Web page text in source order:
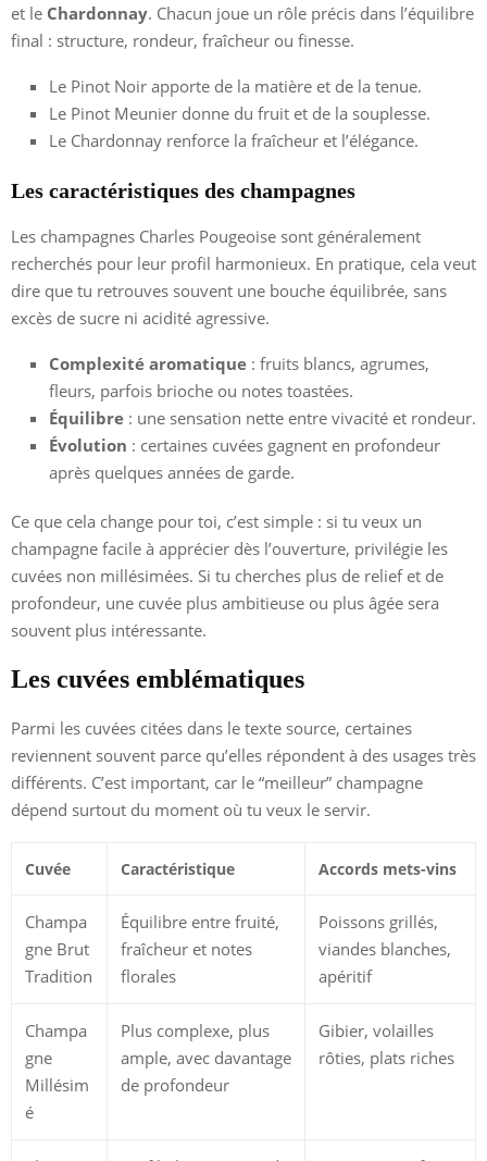
et le Chardonnay. Chacun joue un rôle précis dans l’équilibre
final : structure, rondeur, fraîcheur ou finesse.
Le Pinot Noir apporte de la matière et de la tenue.
Le Pinot Meunier donne du fruit et de la souplesse.
Le Chardonnay renforce la fraîcheur et l’élégance.
Les caractéristiques des champagnes
Les champagnes Charles Pougeoise sont généralement
recherchés pour leur profil harmonieux. En pratique, cela veut
dire que tu retrouves souvent une bouche équilibrée, sans
excès de sucre ni acidité agressive.
Complexité aromatique : fruits blancs, agrumes,
fleurs, parfois brioche ou notes toastées.
Équilibre : une sensation nette entre vivacité et rondeur.
Évolution : certaines cuvées gagnent en profondeur
après quelques années de garde.
Ce que cela change pour toi, c’est simple : si tu veux un
champagne facile à apprécier dès l’ouverture, privilégie les
cuvées non millésimées. Si tu cherches plus de relief et de
profondeur, une cuvée plus ambitieuse ou plus âgée sera
souvent plus intéressante.
Les cuvées emblématiques
Parmi les cuvées citées dans le texte source, certaines
reviennent souvent parce qu’elles répondent à des usages très
différents. C’est important, car le “meilleur” champagne
dépend surtout du moment où tu veux le servir.
Cuvée Caractéristique Accords mets-vins
Champa
gne Brut
Tradition
Équilibre entre fruité,
fraîcheur et notes
florales
Poissons grillés,
viandes blanches,
apéritif
Champa
gne
Millésim
é
Plus complexe, plus
ample, avec davantage
de profondeur
Gibier, volailles
rôties, plats riches